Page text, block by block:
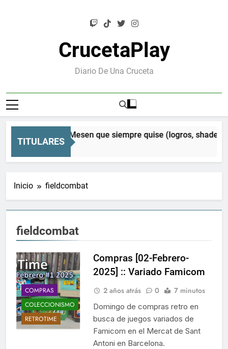
CrucetaPlay
Diario De Una Cruceta
TITULARES
Orion: el Mesen que siempre quise (logros, shaders
Atrás
Inicio fieldcombat
fieldcombat
COMPRAS
COLECCIONISMO
RETROTIME
Compras [02-Febrero-
2025] :: Variado Famicom
2 años atrás 0 7 minutos
Domingo de compras retro en
busca de juegos variados de
Famicom en el Mercat de Sant
Antoni en Barcelona.